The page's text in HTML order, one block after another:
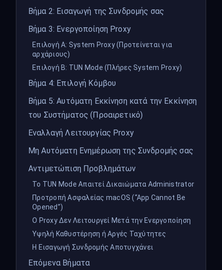
Βήμα 2: Εισαγωγή της Συνδρομής σας
Βήμα 3: Ενεργοποίηση Proxy
Επιλογή A: System Proxy (Προτείνεται για
αρχάριους)
Επιλογή B: TUN Mode (Πλήρες System Proxy)
Βήμα 4: Επιλογή Κόμβου
Βήμα 5: Αυτόματη Εκκίνηση κατά την Εκκίνηση
του Συστήματος (Προαιρετικό)
Εναλλαγή Λειτουργίας Proxy
Μη Αυτόματη Ενημέρωση της Συνδρομής σας
Αντιμετώπιση Προβλημάτων
Το TUN Mode Απαιτεί Δικαιώματα Administrator
Προτροπή Ασφαλείας macOS (“App Cannot Be
Opened”)
Ο Proxy Δεν Λειτουργεί Μετά την Ενεργοποίηση
Υψηλή Καθυστέρηση ή Αργές Ταχύτητες
Η Εισαγωγή Συνδρομής Αποτυγχάνει
Επόμενα Βήματα